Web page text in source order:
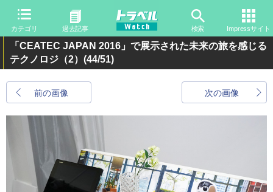
カテゴリ 過去記事 検索 Impressサイト
「CEATEC JAPAN 2016」で展示された未来の旅を感じる
テクノロジ（2） (44/51)
前の画像 次の画像